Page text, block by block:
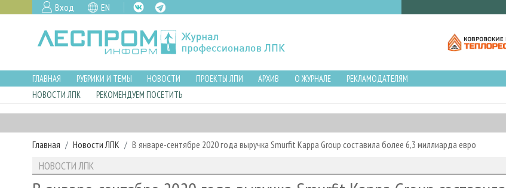
Вход EN
ГЛАВНАЯ РУБРИКИ И ТЕМЫ НОВОСТИ ПРОЕКТЫ ЛПИ АРХИВ О ЖУРНАЛЕ
РЕКЛАМОДАТЕЛЯМ
НОВОСТИ ЛПК
РЕКОМЕНДУЕМ ПОСЕТИТЬ
Главная Новости ЛПК В январе-сентябре 2020 года выручка Smurfit Kappa Group составила более 6,3 миллиарда евро
НОВОСТИ ЛПК